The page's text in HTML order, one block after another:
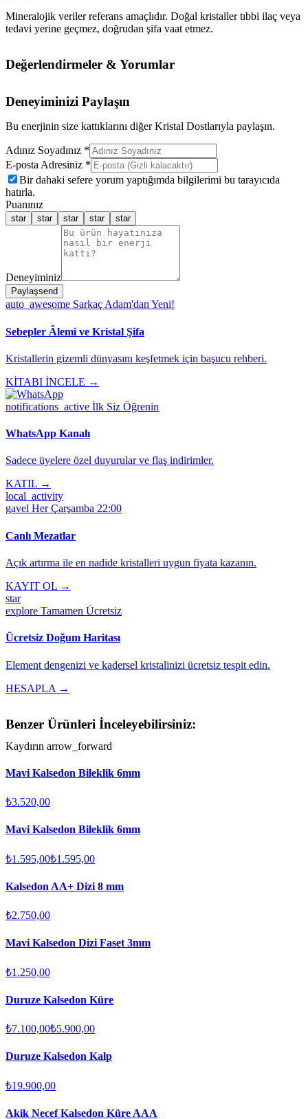
Mineralojik veriler referans amaçlıdır. Doğal kristaller tıbbi ilaç veya
tedavi yerine geçmez, doğrudan şifa vaat etmez.
Değerlendirmeler & Yorumlar
Deneyiminizi Paylaşın
Bu enerjinin size kattıklarını diğer Kristal Dostlarıyla paylaşın.
Adınız Soyadınız *
E-posta Adresiniz *
Bir dahaki sefere yorum yaptığımda bilgilerimi bu tarayıcıda
hatırla.
Puanınız
star star star star star
Deneyiminiz
Paylaşsend
auto_awesome Sarkaç Adam'dan Yeni!
Sebepler Âlemi ve Kristal Şifa
Kristallerin gizemli dünyasını keşfetmek için başucu rehberi.
KİTABI İNCELE →
notifications_active İlk Siz Öğrenin
WhatsApp Kanalı
Sadece üyelere özel duyurular ve flaş indirimler.
KATIL →
local_activity
gavel Her Çarşamba 22:00
Canlı Mezatlar
Açık artırma ile en nadide kristalleri uygun fiyata kazanın.
KAYIT OL →
star
explore Tamamen Ücretsiz
Ücretsiz Doğum Haritası
Element dengenizi ve kadersel kristalinizi ücretsiz tespit edin.
HESAPLA →
Benzer Ürünleri İnceleyebilirsiniz:
Kaydırın arrow_forward
Mavi Kalsedon Bileklik 6mm
₺3.520,00
Mavi Kalsedon Bileklik 6mm
₺1.595,00₺1.595,00
Kalsedon AA+ Dizi 8 mm
₺2.750,00
Mavi Kalsedon Dizi Faset 3mm
₺1.250,00
Duruze Kalsedon Küre
₺7.100,00₺5.900,00
Duruze Kalsedon Kalp
₺19.900,00
Akik Necef Kalsedon Küre AAA